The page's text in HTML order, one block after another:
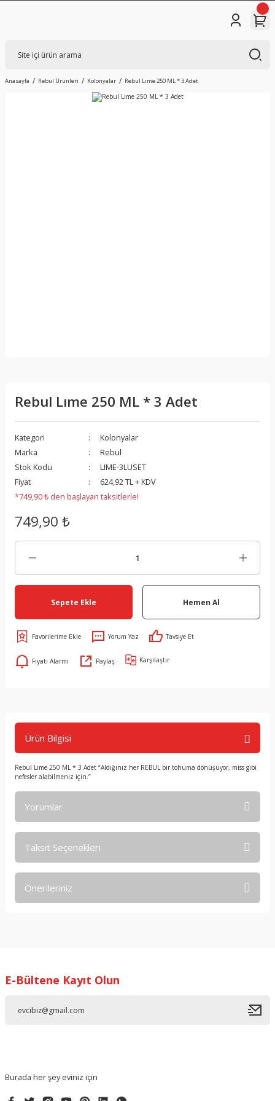
Anasayfa Rebul Ürünleri Kolonyalar Rebul Lıme 250 ML * 3 Adet
Rebul Lıme 250 ML * 3 Adet
Kategori
Kolonyalar
Marka
Rebul
Stok Kodu
LIME-3LUSET
Fiyat
624,92 TL + KDV
*749,90 ₺ den başlayan taksitlerle!
749,90 ₺
Sepete Ekle Hemen Al
Yorum Yaz Tavsiye Et
Fiyatı Alarmı Paylaş Karşılaştır
Ürün Bilgisi
Rebul Lıme 250 ML * 3 Adet “Aldığınız her REBUL bir tohuma dönüşüyor, miss gibi
nefesler alabilmeniz için.”
Yorumlar
Taksit Seçenekleri
Önerileriniz
Ürün resmi kalitesiz, bozuk veya görüntülenemiyor.
E-Bültene Kayıt Olun
Burada her şey eviniz için